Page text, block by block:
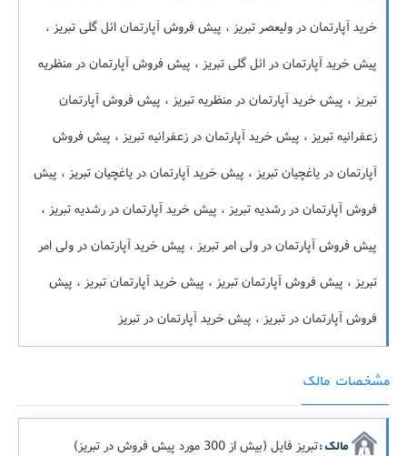
خرید آپارتمان در ولیعصر تبریز ، پیش فروش آپارتمان ائل گلی تبریز ،
پیش خرید آپارتمان در ائل گلی تبریز ، پیش فروش آپارتمان در منظریه
تبریز ، پیش خرید آپارتمان در منظریه تبریز ، پیش فروش آپارتمان
زعفرانیه تبریز ، پیش خرید آپارتمان در زعفرانیه تبریز ، پیش فروش
آپارتمان در یاغچیان تبریز ، پیش خرید آپارتمان در یاغچیان تبریز ، پیش
فروش آپارتمان در رشدیه تبریز ، پیش خرید آپارتمان در رشدیه تبریز ،
پیش فروش آپارتمان در ولی امر تبریز ، پیش خرید آپارتمان در ولی امر
تبریز ، پیش فروش آپارتمان تبریز ، پیش خرید آپارتمان تبریز ، پیش
فروش آپارتمان در تبریز ، پیش خرید آپارتمان در تبریز
مشخصات مالک
مالک :تبریز فایل (بیش از 300 مورد پیش فروش در تبریز)